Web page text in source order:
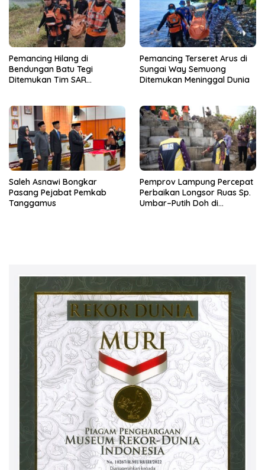
Pemancing Hilang di
Bendungan Batu Tegi
Ditemukan Tim SAR
Pemancing Terseret Arus di
Sungai Way Semuong
Ditemukan Meninggal Dunia
Saleh Asnawi Bongkar
Pasang Pejabat Pemkab
Tanggamus
Pemprov Lampung Percepat
Perbaikan Longsor Ruas Sp.
Umbar–Putih Doh di